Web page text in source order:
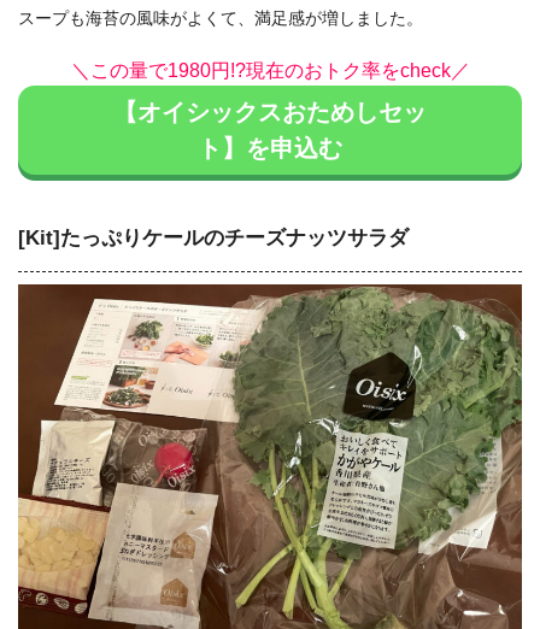
スープも海苔の風味がよくて、満足感が増しました。
＼この量で1980円!?現在のおトク率をcheck／
【オイシックスおためしセッ
ト】を申込む
[Kit]たっぷりケールのチーズナッツサラダ